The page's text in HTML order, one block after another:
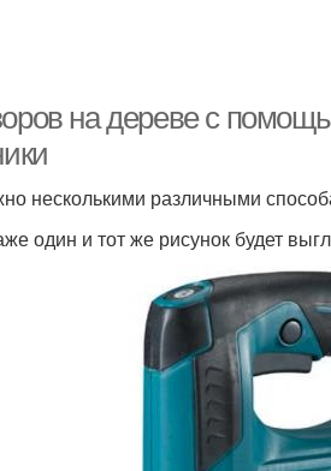
на дереве с
несколькими различными
один и тот же рисунок будет